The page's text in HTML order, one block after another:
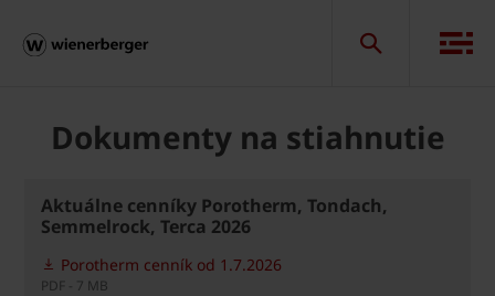
Dokumenty na stiahnutie
Aktuálne cenníky Porotherm, Tondach,
Semmelrock, Terca 2026
Porotherm cenník od 1.7.2026
PDF - 7 MB